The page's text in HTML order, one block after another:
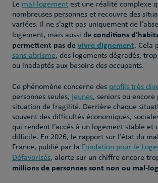
Le mal-logementest une réalité complexe
nombreuses personnes et recouvre des
variées. Il ne s’agit pas uniquement de
logement, mais aussi de conditions
permettent pas devivre dignement. Cela
sans-abrisme, des logements dégradés,
ou inadaptés aux besoins des occupants.
Ce phénomène concerne des profils très
personnes seules, jeunes, seniors ou encore
situation de fragilité. Derrière chaque
souvent des difficultés économiques,
qui rendent l’accès à un logement stable et
difficile. En 2026, le rapport sur l’état du
France, publié par la Fondation pour le
Défavorisés, alerte sur un chiffre encore
millions de personnes sont non ou mal-